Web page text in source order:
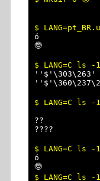
ó
''$'\303\263'
??
ó